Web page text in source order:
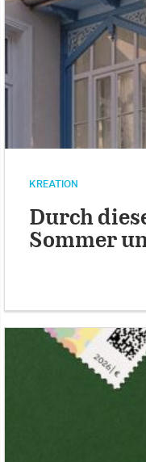
KREATION
Durch
Sommer